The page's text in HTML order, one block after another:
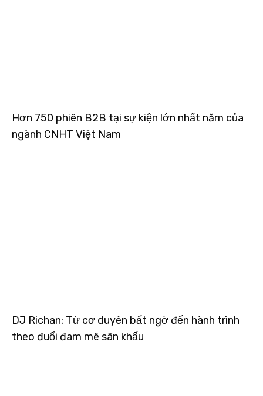
Hơn 750 phiên B2B tại sự kiện lớn nhất năm của
ngành CNHT Việt Nam
DJ Richan: Từ cơ duyên bất ngờ đến hành trình
theo đuổi đam mê sân khấu